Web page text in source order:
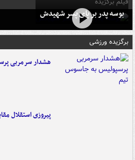
بوسه‌ پدر بر پای پسر شهیدش
برگزیده ورزشی
هشدار سرمربی
پیروزی استقلال